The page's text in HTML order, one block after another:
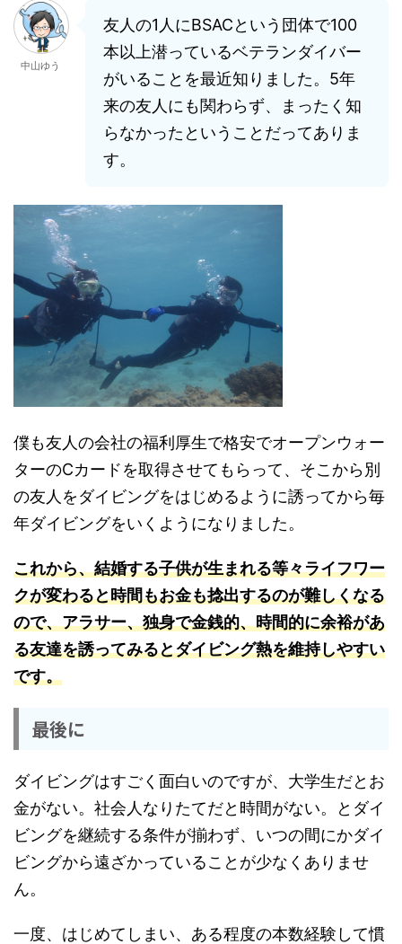
中山ゆう
友人の1人にBSACという団体で100
本以上潜っているベテランダイバー
がいることを最近知りました。5年
来の友人にも関わらず、まったく知
らなかったということだってありま
す。
僕も友人の会社の福利厚生で格安でオープンウォー
ターのCカードを取得させてもらって、そこから別
の友人をダイビングをはじめるように誘ってから毎
年ダイビングをいくようになりました。
これから、結婚する子供が生まれる等々ライフワー
クが変わると時間もお金も捻出するのが難しくなる
ので、アラサー、独身で金銭的、時間的に余裕があ
る友達を誘ってみるとダイビング熱を維持しやすい
です。
最後に
ダイビングはすごく面白いのですが、大学生だとお
金がない。社会人なりたてだと時間がない。とダイ
ビングを継続する条件が揃わず、いつの間にかダイ
ビングから遠ざかっていることが少なくありませ
ん。
一度、はじめてしまい、ある程度の本数経験して慣